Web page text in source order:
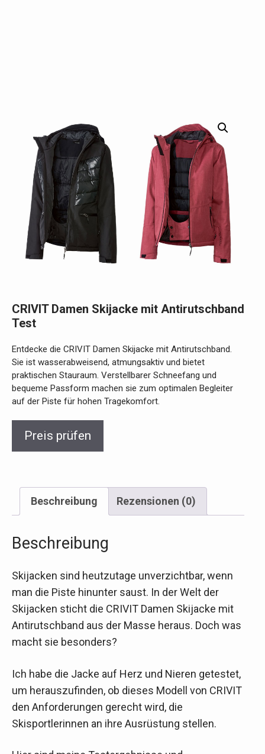
CRIVIT Damen Skijacke mit Antirutschband
Test
Entdecke die CRIVIT Damen Skijacke mit Antirutschband.
Sie ist wasserabweisend, atmungsaktiv und bietet
praktischen Stauraum. Verstellbarer Schneefang und
bequeme Passform machen sie zum optimalen Begleiter
auf der Piste für hohen Tragekomfort.
Preis prüfen
Beschreibung Rezensionen (0)
Beschreibung
Skijacken sind heutzutage unverzichtbar, wenn
man die Piste hinunter saust. In der Welt der
Skijacken sticht die CRIVIT Damen Skijacke mit
Antirutschband aus der Masse heraus. Doch was
macht sie besonders?
Ich habe die Jacke auf Herz und Nieren getestet,
um herauszufinden, ob dieses Modell von CRIVIT
den Anforderungen gerecht wird, die
Skisportlerinnen an ihre Ausrüstung stellen.